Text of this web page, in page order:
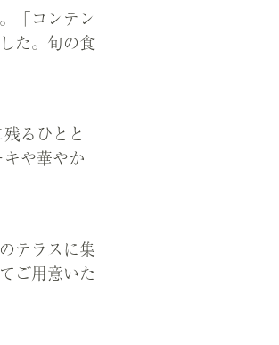
「コンテン
た。旬の食
るひとと
や華やか
テラスに集
ご用意いた